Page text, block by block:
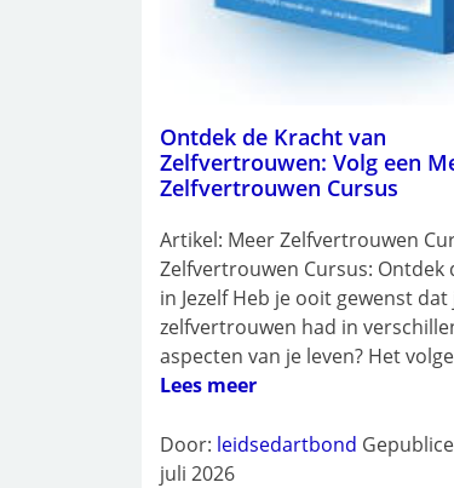
Ontdek de Kracht van
Zelfvertrouwen: Volg een
Zelfvertrouwen Cursus
Artikel: Meer Zelfvertrouwen
Zelfvertrouwen Cursus: Ontdek
in Jezelf Heb je ooit gewenst
zelfvertrouwen had in
aspecten van je leven? Het
Lees meer
Door: leidsedartbond
juli 2026